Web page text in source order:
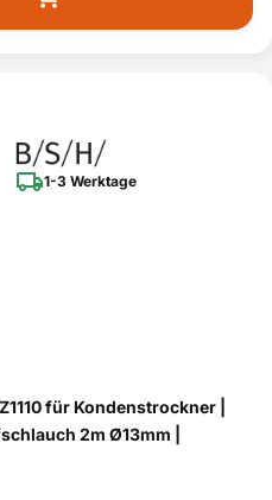
1-3 Werktage
für Kondenstrockner |
2m Ø13mm |